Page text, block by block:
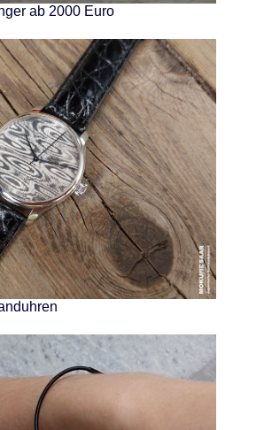
ab 2000 Euro